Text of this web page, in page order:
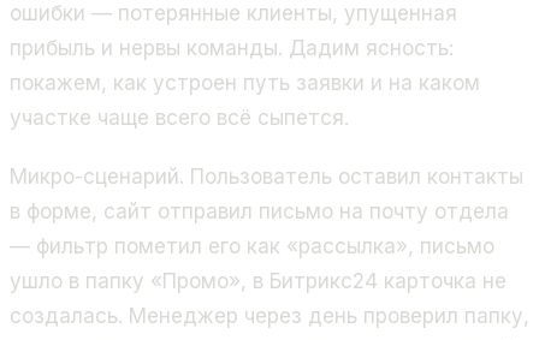
ошибки — потерянные клиенты, упущенная
прибыль и нервы команды. Дадим ясность:
покажем, как устроен путь заявки и на каком
участке чаще всего всё сыпется.
Микро-сценарий. Пользователь оставил контакты
в форме, сайт отправил письмо на почту отдела
— фильтр пометил его как «рассылка», письмо
ушло в папку «Промо», в Битрикс24 карточка не
создалась. Менеджер через день проверил папку,